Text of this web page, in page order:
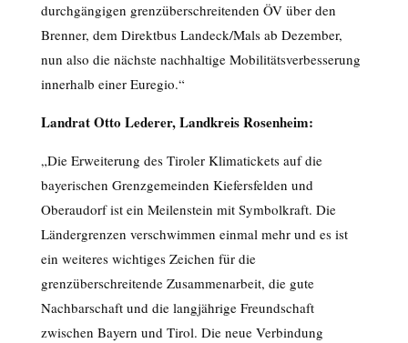
durchgängigen grenzüberschreitenden ÖV über den
Brenner, dem Direktbus Landeck/Mals ab Dezember,
nun also die nächste nachhaltige Mobilitätsverbesserung
innerhalb einer Euregio.“
Landrat Otto Lederer, Landkreis Rosenheim:
„Die Erweiterung des Tiroler Klimatickets auf die
bayerischen Grenzgemeinden Kiefersfelden und
Oberaudorf ist ein Meilenstein mit Symbolkraft. Die
Ländergrenzen verschwimmen einmal mehr und es ist
ein weiteres wichtiges Zeichen für die
grenzüberschreitende Zusammenarbeit, die gute
Nachbarschaft und die langjährige Freundschaft
zwischen Bayern und Tirol. Die neue Verbindung